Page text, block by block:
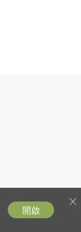
開啟